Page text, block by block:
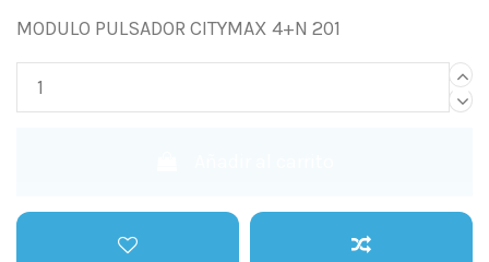
MODULO PULSADOR CITYMAX 4+N 201